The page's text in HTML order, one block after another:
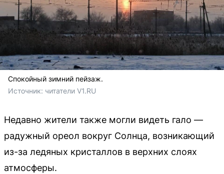
Спокойный зимний пейзаж.
Источник: читатели V1.RU
Недавно жители также могли видеть гало —
радужный ореол вокруг Солнца, возникающий
из-за ледяных кристаллов в верхних слоях
атмосферы.